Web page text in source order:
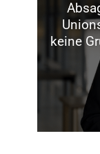
keine